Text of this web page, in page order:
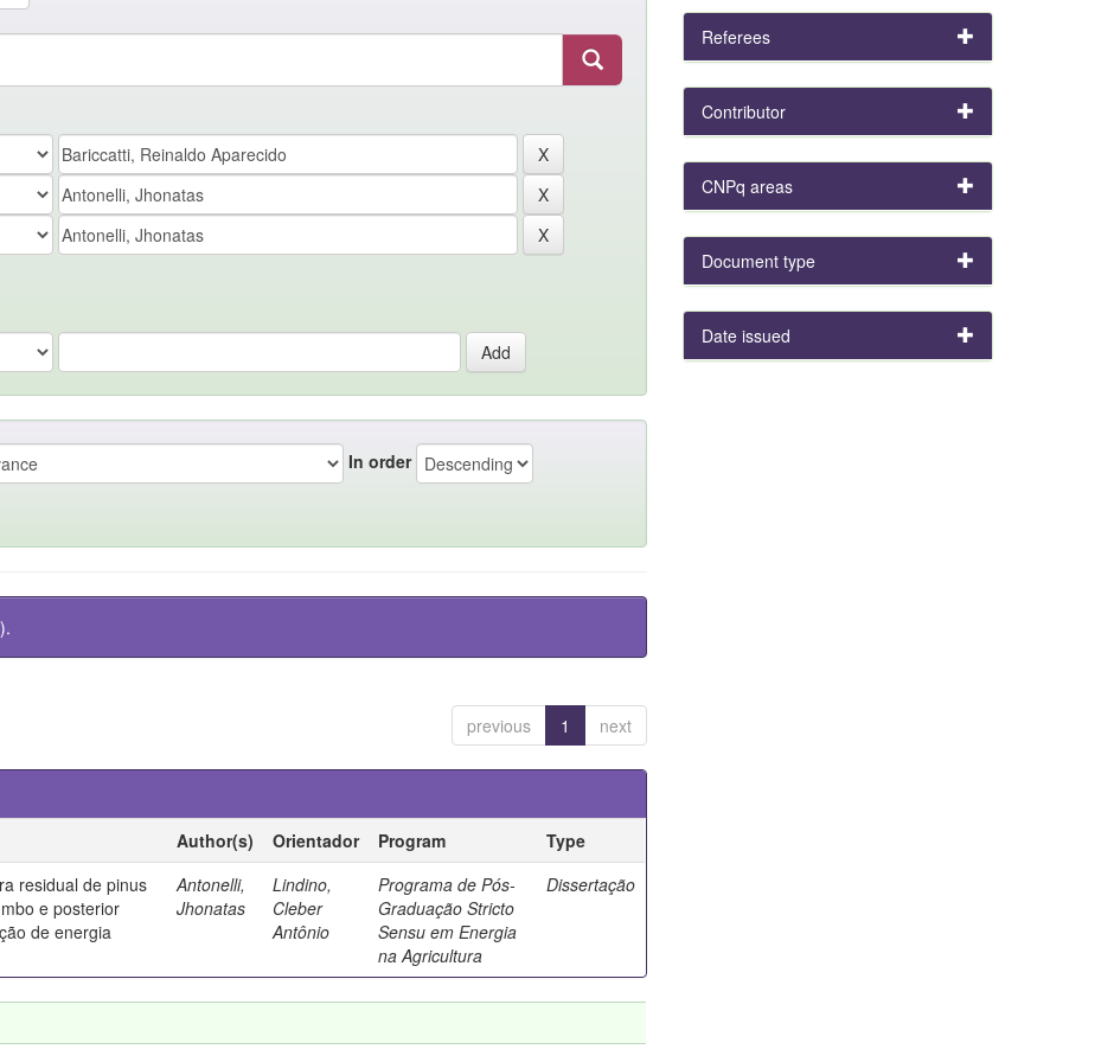
In order
previous 1 next
Author(s) Orientador Program
Type
residual de pinus
e posterior
de energia
Antonelli,
Jhonatas
Lindino,
Cleber
Antônio
Programa de Pós-
Graduação Stricto
Sensu em Energia
na Agricultura
Dissertação
Referees
Contributor
CNPq areas
Document type
Date issued